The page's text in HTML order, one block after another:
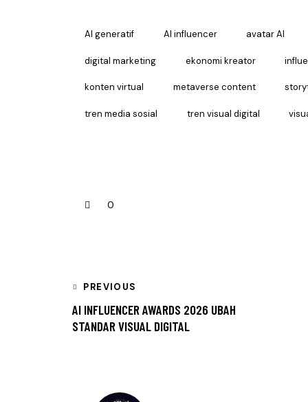
AI generatif AI influencer avatar AI
digital marketing ekonomi kreator
konten virtual metaverse content
tren media sosial tren visual digital
0
PREVIOUS
AI INFLUENCER AWARDS 2026 UBAH
STANDAR VISUAL DIGITAL